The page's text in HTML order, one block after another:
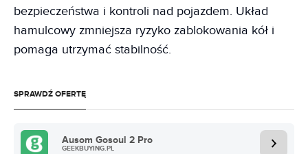
bezpieczeństwa i kontroli nad pojazdem. Układ
hamulcowy zmniejsza ryzyko zablokowania kół i
pomaga utrzymać stabilność.
SPRAWDŹ OFERTĘ
Ausom Gosoul 2 Pro
GEEKBUYING.PL